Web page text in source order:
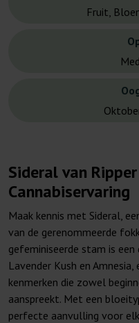
Fruit,
Sideral van
Cannabiservaring
Maak kennis met Sideral,
van de gerenommeerde
gefeminiseerde stam is een
Lavender Kush en
kenmerken die zowel
aanspreekt. Met een
perfecte aanvulling voor